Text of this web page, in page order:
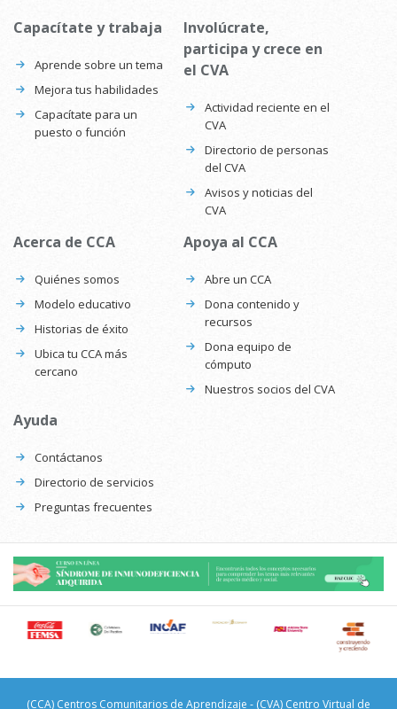
Capacítate y trabaja
Aprende sobre un tema
Mejora tus habilidades
Capacítate para un
puesto o función
Involúcrate,
participa y crece en
el CVA
Actividad reciente en el
CVA
Directorio de personas
del CVA
Avisos y noticias del
CVA
Acerca de CCA
Quiénes somos
Modelo educativo
Historias de éxito
Ubica tu CCA más
cercano
Apoya al CCA
Abre un CCA
Dona contenido y
recursos
Dona equipo de
cómputo
Nuestros socios del CVA
Ayuda
Contáctanos
Directorio de servicios
Preguntas frecuentes
(CCA) Centros Comunitarios de Aprendizaje - (CVA) Centro Virtual de